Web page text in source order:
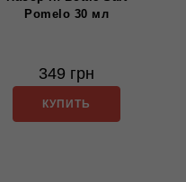
Pomelo 30 мл
349 грн
КУПИТЬ